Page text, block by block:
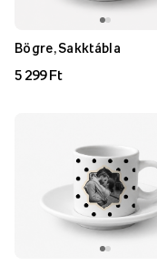
Bögre, Sakktábla
5 299 Ft